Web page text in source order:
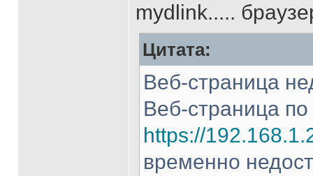
mydlink.....
Цитата:
Веб-страница
Веб-страница
https://
временно